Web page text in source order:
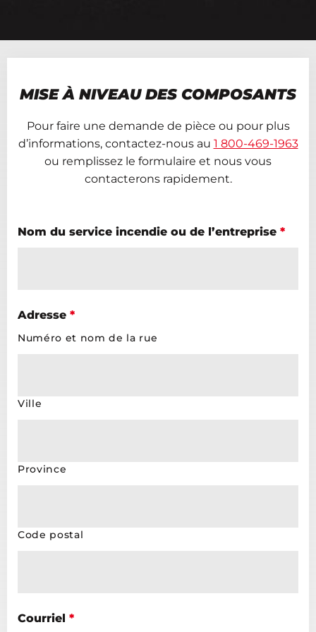
MISE À NIVEAU DES COMPOSANTS
Pour faire une demande de pièce ou pour plus
d’informations, contactez-nous au 1 800-469-1963
ou remplissez le formulaire et nous vous
contacterons rapidement.
Nom du service incendie ou de l’entreprise *
Adresse *
Numéro et nom de la rue
Ville
Province
Code postal
Courriel *